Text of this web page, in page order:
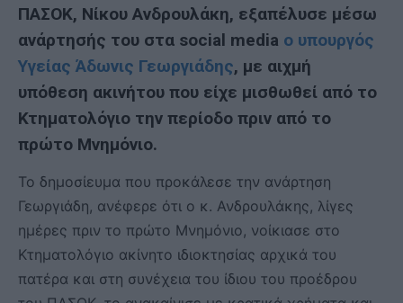
ΠΑΣΟΚ, Νίκου Ανδρουλάκη, εξαπέλυσε μέσω
ανάρτησής του στα social media ο υπουργός
Υγείας Άδωνις Γεωργιάδης, με αιχμή
υπόθεση ακινήτου που είχε μισθωθεί από το
Κτηματολόγιο την περίοδο πριν από το
πρώτο Μνημόνιο.
Το δημοσίευμα που προκάλεσε την ανάρτηση
Γεωργιάδη, ανέφερε ότι ο κ. Ανδρουλάκης, λίγες
ημέρες πριν το πρώτο Μνημόνιο, νοίκιασε στο
Κτηματολόγιο ακίνητο ιδιοκτησίας αρχικά του
πατέρα και στη συνέχεια του ίδιου του προέδρου